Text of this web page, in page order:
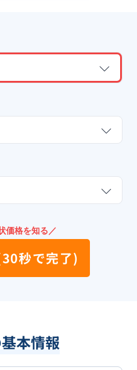
価格を知る／
秒で完了)
本情報